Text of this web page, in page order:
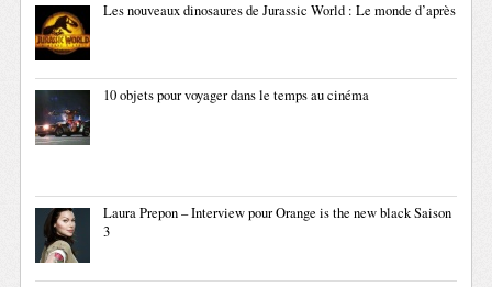
Les nouveaux dinosaures de Jurassic World : Le monde d’après
10 objets pour voyager dans le temps au cinéma
Laura Prepon – Interview pour Orange is the new black Saison
3